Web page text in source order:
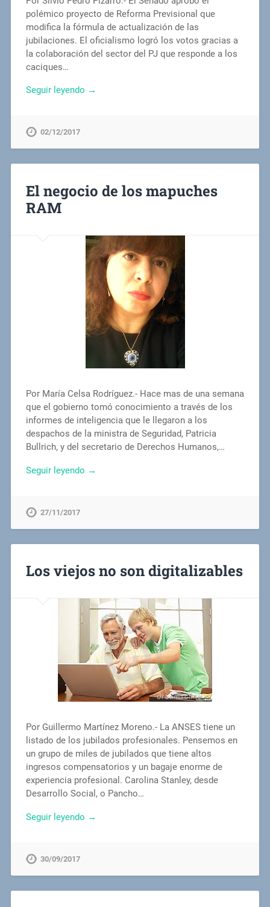
polémico proyecto de Reforma Previsional que
modifica la fórmula de actualización de las
jubilaciones. El oficialismo logró los votos gracias a
la colaboración del sector del PJ que responde a los
caciques…
Seguir leyendo →
02/12/2017
El negocio de los mapuches
RAM
Por María Celsa Rodríguez.- Hace mas de una semana
que el gobierno tomó conocimiento a través de los
informes de inteligencia que le llegaron a los
despachos de la ministra de Seguridad, Patricia
Bullrich, y del secretario de Derechos Humanos,…
Seguir leyendo →
27/11/2017
Los viejos no son digitalizables
Por Guillermo Martínez Moreno.- La ANSES tiene un
listado de los jubilados profesionales. Pensemos en
un grupo de miles de jubilados que tiene altos
ingresos compensatorios y un bagaje enorme de
experiencia profesional. Carolina Stanley, desde
Desarrollo Social, o Pancho…
Seguir leyendo →
30/09/2017